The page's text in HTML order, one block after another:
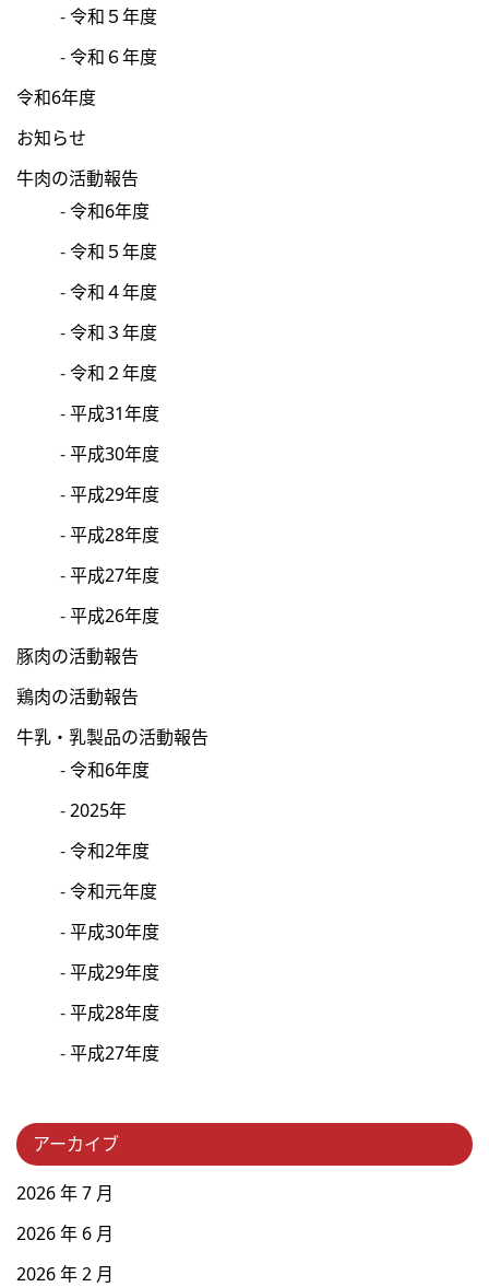
令和５年度
令和６年度
令和6年度
お知らせ
牛肉の活動報告
令和6年度
令和５年度
令和４年度
令和３年度
令和２年度
平成31年度
平成30年度
平成29年度
平成28年度
平成27年度
平成26年度
豚肉の活動報告
鶏肉の活動報告
牛乳・乳製品の活動報告
令和6年度
2025年
令和2年度
令和元年度
平成30年度
平成29年度
平成28年度
平成27年度
アーカイブ
2026 年 7 月
2026 年 6 月
2026 年 2 月